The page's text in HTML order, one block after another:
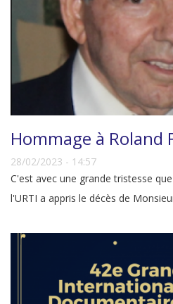
Hommage à Roland
28/02/2023 - 14:57
C'est avec une grande tristesse
l'URTI a appris le décès de